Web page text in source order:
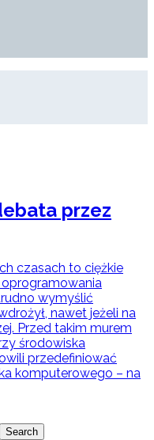
przez
czasach to ciężkie
oprogramowania
wymyślić
nawet jeżeli na
Przed takim murem
środowiska
przedefiniować
komputerowego – na
Search